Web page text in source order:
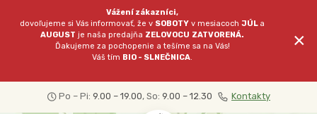
Vážení zákazníci,
dovoľujeme si Vás informovať, že v SOBOTY v mesiacochJÚL a
AUGUST je naša predajňa ZELOVOCU ZATVORENÁ.
Ďakujeme za pochopenie a tešíme sa na Vás!
Váš tím BIO - SLNEČNICA.
×
Po – Pi: 9.00 – 19.00, So: 9.00 – 12.30 Kontakty